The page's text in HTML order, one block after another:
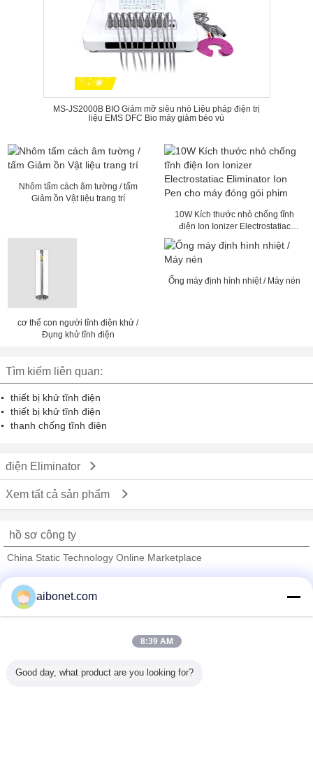
MS-JS2000B BIO Giảm mỡ siêu nhỏ Liệu pháp điện trị
liệu EMS DFC Bio máy giảm béo vú
Nhôm tấm cách âm tường / tấm
Giảm ồn Vật liệu trang trí
10W Kích thước nhỏ chống tĩnh
điện Ion Ionizer Electrostatiac
Eliminator Ion Pen cho máy đóng
gói phim
cơ thể con người tĩnh điện khử /
Đụng khử tĩnh điện
Ống máy định hình nhiệt / Máy nén
Tìm kiếm liên quan:
thiết bị khử tĩnh điện
thiết bị khử tĩnh điện
thanh chống tĩnh điện
điện Eliminator
Xem tất cả sản phẩm
hồ sơ công ty
China Static Technology Online Marketplace
Trust Seal
Tất cả sản phẩm
aibonet.com
8:39 AM
Good day, what product are you looking for?